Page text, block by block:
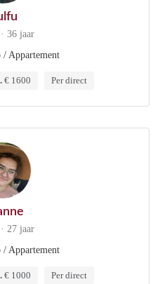
36 jaar
Appartement
€ 1600 Per direct
27 jaar
Appartement
€ 1000 Per direct